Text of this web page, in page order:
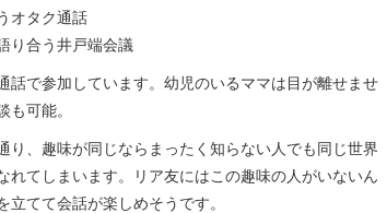
オタク通話
り合う井戸端会議
で参加しています。幼児のいるママは目が離せませ
も可能。
、趣味が同じならまったく知らない人でも同じ世界
れてしまいます。リア友にはこの趣味の人がいないん
てて会話が楽しめそうです。